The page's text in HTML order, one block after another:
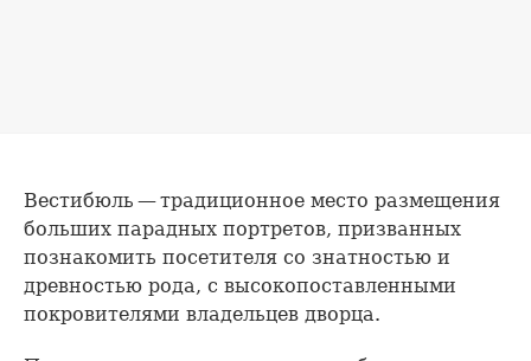
Вестибюль — традиционное место размещения
больших парадных портретов, призванных
познакомить посетителя со знатностью и
древностью рода, с высокопоставленными
покровителями владельцев дворца.